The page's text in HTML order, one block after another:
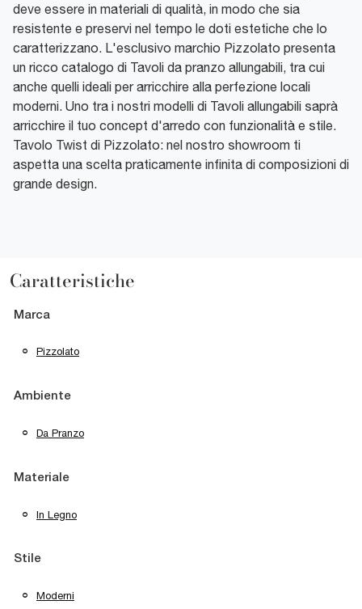
deve essere in materiali di qualità, in modo che sia
resistente e preservi nel tempo le doti estetiche che lo
caratterizzano. L'esclusivo marchio Pizzolato presenta
un ricco catalogo di Tavoli da pranzo allungabili, tra cui
anche quelli ideali per arricchire alla perfezione locali
moderni. Uno tra i nostri modelli di Tavoli allungabili saprà
arricchire il tuo concept d'arredo con funzionalità e stile.
Tavolo Twist di Pizzolato: nel nostro showroom ti
aspetta una scelta praticamente infinita di composizioni di
grande design.
Caratteristiche
Marca
Pizzolato
Ambiente
Da Pranzo
Materiale
In Legno
Stile
Moderni